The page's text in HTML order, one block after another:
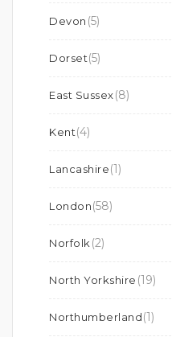
Devon (5)
Dorset(5)
East Sussex(8)
Kent(4)
Lancashire(1)
London(58)
Norfolk(2)
North Yorkshire (19)
Northumberland(1)